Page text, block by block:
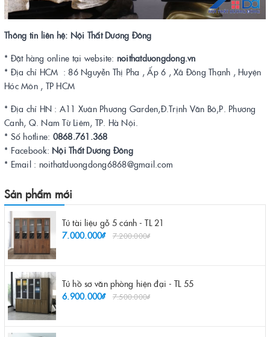
Thông tin liên hệ: Nội Thất Dương Đông
* Đặt hàng online tại website: noithatduongdong.vn
* Địa chỉ HCM : 86 Nguyễn Thị Pha , Ấp 6 , Xã Đông Thạnh , Huyện
Hóc Môn , TP HCM
* Địa chỉ HN : A11 Xuân Phương Garden,Đ.Trịnh Văn Bô,P. Phương
Canh, Q. Nam Từ Liêm, TP. Hà Nội.
* Số hotline: 0868.761.368
* Facebook: Nội Thất Dương Đông
* Email : noithatduongdong6868@gmail.com
Sản phẩm mới
Tủ tài liệu gỗ 5 cánh - TL 21
7.000.000₫
7.200.000₫
Tủ hồ sơ văn phòng hiện đại - TL 55
6.900.000₫
7.500.000₫